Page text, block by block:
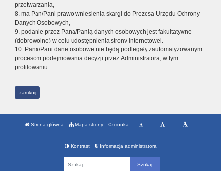
przetwarzania,
8. ma Pan/Pani prawo wniesienia skargi do Prezesa Urzędu Ochrony
Danych Osobowych,
9. podanie przez Pana/Panią danych osobowych jest fakultatywne
(dobrowolne) w celu udostępnienia strony internetowej,
10. Pana/Pani dane osobowe nie będą podlegały zautomatyzowanym
procesom podejmowania decyzji przez Administratora, w tym
profilowaniu.
zamknij
Strona główna Mapa strony Czcionka
Kontrast Informacja administratora